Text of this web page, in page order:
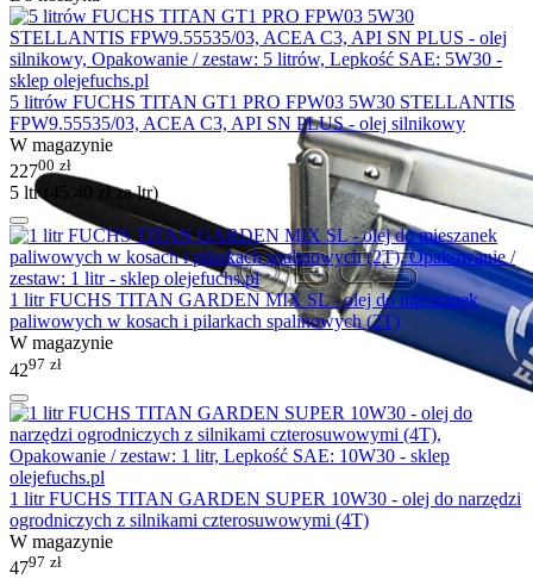
5 litrów FUCHS TITAN GT1 PRO FPW03 5W30 STELLANTIS
FPW9.55535/03, ACEA C3, API SN PLUS - olej silnikowy
W magazynie
22700 zł
5 ltr ( złza ltr)
1 litr FUCHS TITAN GARDEN MIX SL - olej do mieszanek
paliwowych w kosach i pilarkach spalinowych (2T)
W magazynie
4297 zł
1 litr FUCHS TITAN GARDEN SUPER 10W30 - olej do narzędzi
ogrodniczych z silnikami czterosuwowymi (4T)
W magazynie
4797 zł